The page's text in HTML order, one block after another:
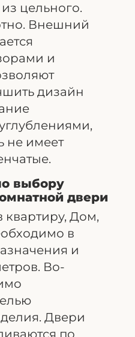
цельного.
Внешний
и
дизайн
не имеет
выбору
двери
квартиру, Дом,
в
и
Во-
Двери